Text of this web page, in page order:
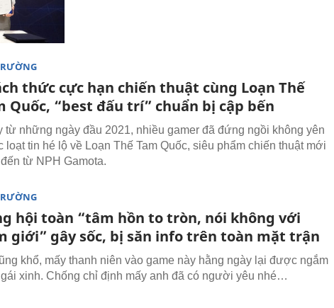
thức cực hạn chiến thuật cùng Loạn Thế
Quốc, “best đấu trí” chuẩn bị cập bến
từ những ngày đầu 2021, nhiều gamer đã đứng ngồi không yên
loạt tin hé lộ về Loạn Thế Tam Quốc, siêu phẩm chiến thuật mới
từ NPH Gamota.
hội toàn “tâm hồn to tròn, nói không với
giới” gây sốc, bị săn info trên toàn mặt trận
khổ, mấy thanh niên vào game này hằng ngày lại được ngắm
xinh. Chống chỉ định mấy anh đã có người yêu nhé…